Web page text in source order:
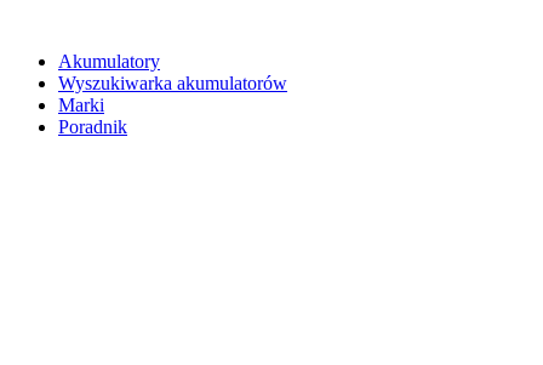
Akumulatory
Wyszukiwarka akumulatorów
Marki
Poradnik